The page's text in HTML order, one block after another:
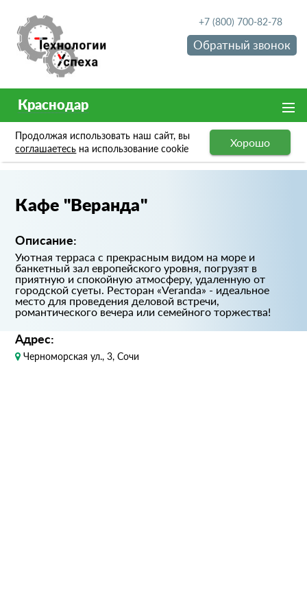
+7 (800) 700-82-78
Обратный звонок
Краснодар
Продолжая использовать наш сайт, вы
соглашаетесь на использование cookie Хорошо
Портфолио Кафе "Веранда"
Кафе "Веранда"
Описание:
Уютная терраса с прекрасным видом на море и
банкетный зал европейского уровня, погрузят в
приятную и спокойную атмосферу, удаленную от
городской суеты. Ресторан «Veranda» - идеальное
место для проведения деловой встречи,
романтического вечера или семейного торжества!
Адрес:
Черноморская ул., 3, Сочи